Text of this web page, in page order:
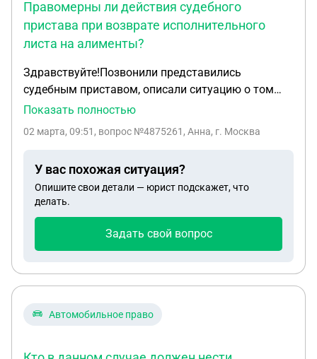
Правомерны ли действия судебного
пристава при возврате исполнительного
листа на алименты?
Здравствуйте!Позвонили представились
судебным приставом, описали ситуацию о том
что у них есть исполнительный лист на алименты,
Сказали что через них деньги ни проходят и
исполнительный лист, т.к. алименты платятся
напрямую с организации. Правомерны ли
действия приставов?
Показать полностью
02 марта, 09:51 , вопрос №4875261, Анна, г. Москва
У вас похожая ситуация?
Опишите свои детали — юрист подскажет, что
делать.
Задать свой вопрос
Автомобильное право